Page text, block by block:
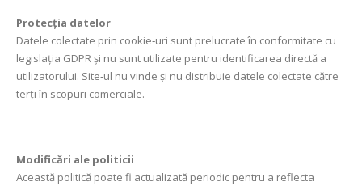
Protecția datelor
Datele colectate prin cookie‑uri sunt prelucrate în conformitate cu
legislația GDPR și nu sunt utilizate pentru identificarea directă a
utilizatorului. Site‑ul nu vinde și nu distribuie datele colectate către
terți în scopuri comerciale.
Modificări ale politicii
Această politică poate fi actualizată periodic pentru a reflecta